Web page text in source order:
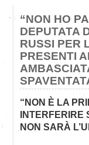
“NON HO
DEPUTATA
RUSSI PER
PRESENTI
“NON È LA
INTERFERIRE
NON SARÀ